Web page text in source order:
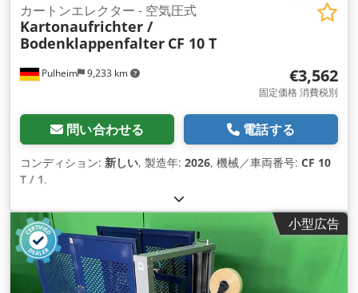
Pulheim 9,233 km
カートンエレクター - 空気圧式
Kartonaufrichter /
Bodenklappenfalter CF 10 T
€3,562
固定価格 消費税別
問い合わせる 電話する
コンディション: 新しい, 製造年: 2026, 機械／車両番号: CF 10
T / 1,
小型広告